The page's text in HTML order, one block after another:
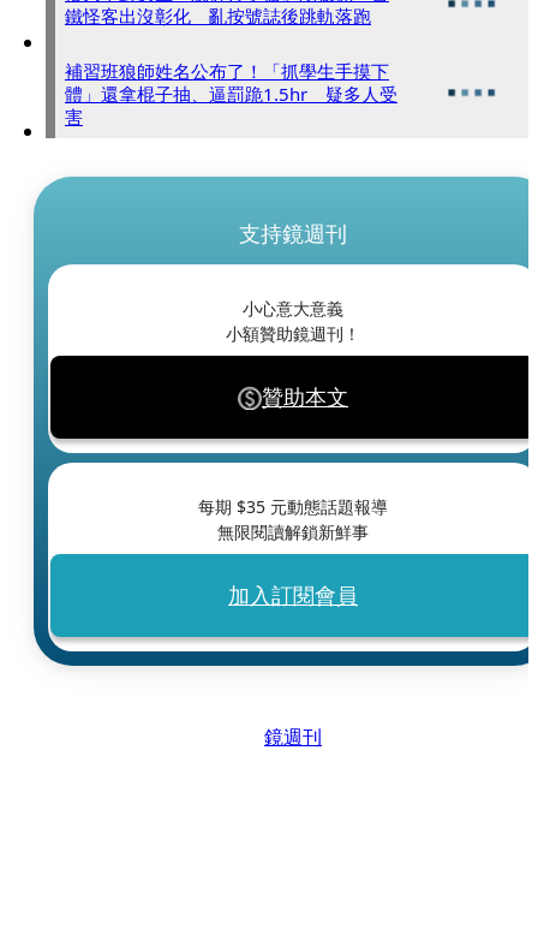
鐵怪客出沒彰化 亂按號誌後跳軌落跑
補習班狼師姓名公布了！「抓學生手摸下
體」還拿棍子抽、逼罰跪1.5hr 疑多人受
害
支持鏡週刊
小心意大意義
小額贊助鏡週刊！
贊助本文
每期 $35 元動態話題報導
無限閱讀解鎖新鮮事
加入訂閱會員
鏡週刊